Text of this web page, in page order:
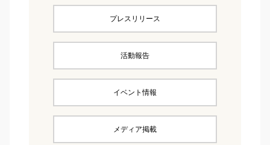
プレスリリース
活動報告
イベント情報
メディア掲載